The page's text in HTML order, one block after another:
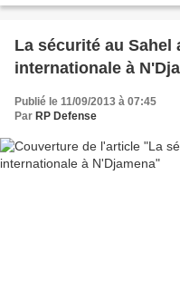
La sécurité au Sahel
internationale à
Publié le 11/09/2013 à 07:45
Par RP Defense